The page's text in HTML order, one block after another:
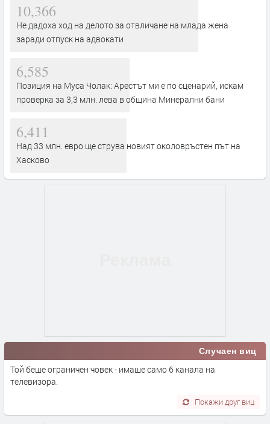
10,366
Не дадоха ход на делото за отвличане на млада жена
заради отпуск на адвокати
6,585
Позиция на Муса Чолак: Арестът ми е по сценарий, искам
проверка за 3,3 млн. лева в община Минерални бани
6,411
Над 33 млн. евро ще струва новият околовръстен път на
Хасково
Случаен виц
Той беше ограничен човек - имаше само 6 канала на
телевизора.
Покажи друг виц